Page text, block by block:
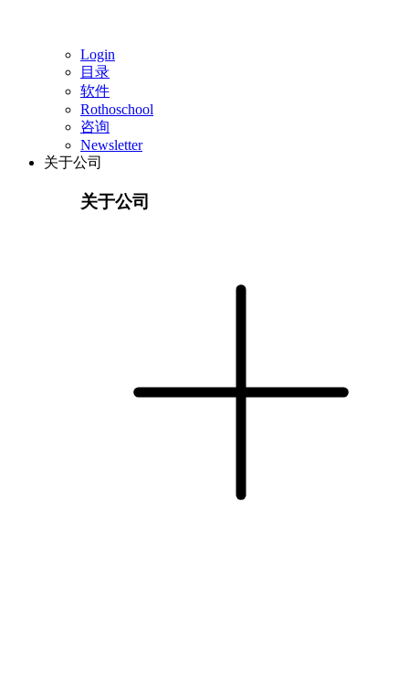
Login
目录
软件
Rothoschool
咨询
Newsletter
关于公司
关于公司